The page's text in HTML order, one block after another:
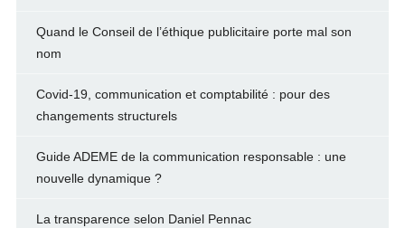
Quand le Conseil de l’éthique publicitaire porte mal son
nom
Covid-19, communication et comptabilité : pour des
changements structurels
Guide ADEME de la communication responsable : une
nouvelle dynamique ?
La transparence selon Daniel Pennac